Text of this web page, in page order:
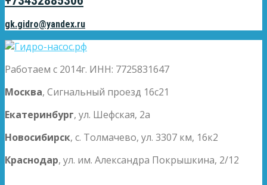
gk.gidro@yandex.ru
Работаем с 2014г. ИНН: 7725831647
Москва, Сигнальный проезд 16с21
Екатеринбург, ул. Шефская, 2а
Новосибирск, с. Толмачево, ул. 3307 км, 16к2
Краснодар, ул. им. Александра Покрышкина, 2/12